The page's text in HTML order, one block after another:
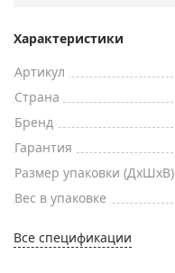
Характеристики
Артикул
Страна
Бренд
Гарантия
Размер упаковки (ДxШxВ)
Вес в упаковке
Все спецификации